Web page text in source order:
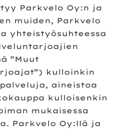
Parkvelo Oy:n ja
muiden, Parkvelo
yhteistyösuhteessa
”Muut
kulloinkin
aineistoa
kulloisenkin
mukaisessa
Parkvelo Oy:llä ja